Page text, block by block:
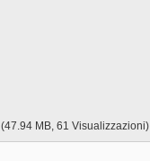
(47.94 MB, 61 Visualizzazioni)